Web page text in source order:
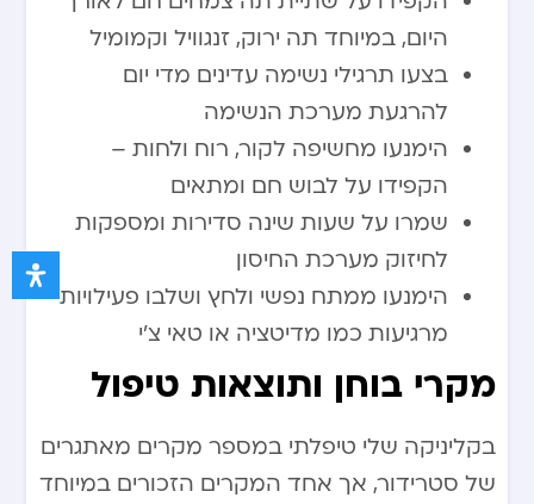
היום, במיוחד תה ירוק, זנגוויל וקמומיל
בצעו תרגילי נשימה עדינים מדי יום
להרגעת מערכת הנשימה
הימנעו מחשיפה לקור, רוח ולחות –
הקפידו על לבוש חם ומתאים
שמרו על שעות שינה סדירות ומספקות
לחיזוק מערכת החיסון
הימנעו ממתח נפשי ולחץ ושלבו פעילויות
מרגיעות כמו מדיטציה או טאי צ’י
מקרי בוחן ותוצאות טיפול
בקליניקה שלי טיפלתי במספר מקרים מאתגרים
של סטרידור, אך אחד המקרים הזכורים במיוחד